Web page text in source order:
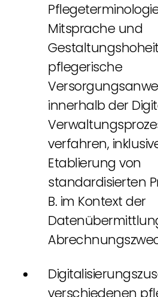
Mitsprache und
pflegerische
innerhalb der
verfahren,
Etablierung von
standardisierten
B. im Kontext der
verschiedenen